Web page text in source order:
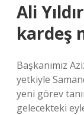
Ali
kardeş
Başkanımız
yetkiyle
yeni görev
gelecekteki